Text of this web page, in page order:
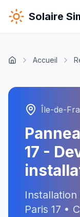
Solaire
Accueil
Île-de-
17 -
Paris 17 •